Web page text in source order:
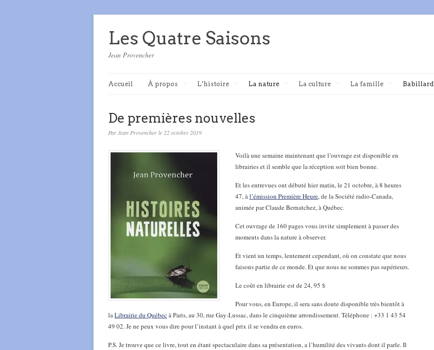
Les Quatre Saisons
Jean Provencher
Accueil À propos L’histoire La nature La culture La famille Babillard
De premières nouvelles
Par Jean Provencher le 22 octobre 2019
Voilà une semaine maintenant que l’ouvrage est disponible en
librairies et il semble que la réception soit bien bonne.
Et les entrevues ont débuté hier matin, le 21 octobre, à 8 heures
47, àl’émission Première Heure, de la Société radio-Canada,
animée par Claude Bernatchez, à Québec.
Cet ouvrage de 160 pages vous invite simplement à passer des
moments dans la nature à observer.
Et vient un temps, lentement cependant, où on constate que nous
faisons partie de ce monde. Et que nous ne sommes pas supérieurs.
Le coût en librairie est de 24, 95 $
Pour vous, en Europe, il sera sans doute disponible très bientôt à
laLibrairie du Québec à Paris, au 30, rue Gay-Lussac, dans le cinquième arrondissement. Téléphone : +33 1 43 54
49 02. Je ne peux vous dire pour l’instant à quel prix il se vendra en euros.
P.S. Je trouve que ce livre, tout en étant spectaculaire dans sa présentation, a l’humilité des vivants dont il parle. Il